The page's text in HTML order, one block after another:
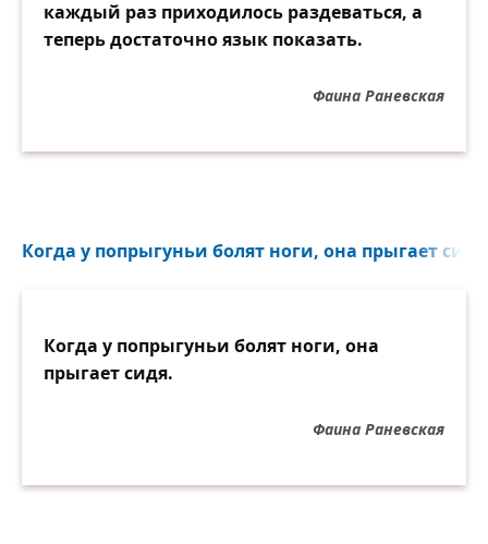
каждый раз приходилось раздеваться, а
теперь достаточно язык показать.
Фаина Раневская
Когда у попрыгуньи болят ноги, она прыгает
Когда у попрыгуньи болят ноги, она
прыгает сидя.
Фаина Раневская